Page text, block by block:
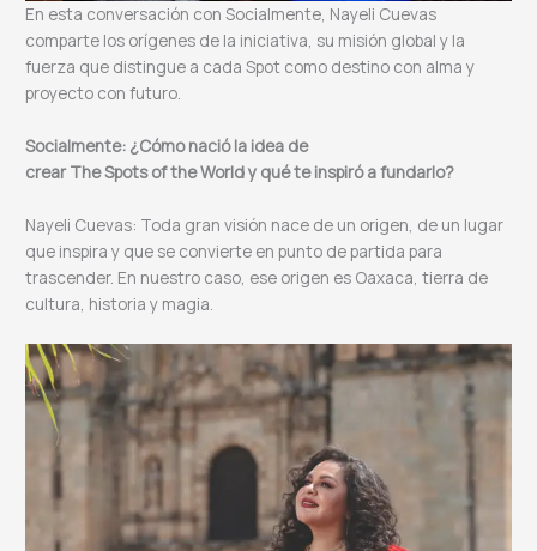
En esta conversación con Socialmente, Nayeli Cuevas
comparte los orígenes de la iniciativa, su misión global y la
fuerza que distingue a cada Spot como destino con alma y
proyecto con futuro.
Socialmente: ¿Cómo nació la idea de
crear The Spots of the World y qué te inspiró a fundarlo?
Nayeli Cuevas: Toda gran visión nace de un origen, de un lugar
que inspira y que se convierte en punto de partida para
trascender. En nuestro caso, ese origen es Oaxaca, tierra de
cultura, historia y magia.